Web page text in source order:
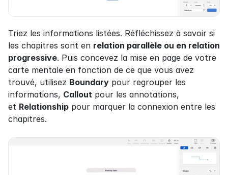
Triez les informations listées. Réfléchissez à savoir si
les chapitres sont en relation parallèle ou en relation
progressive. Puis concevez la mise en page de votre
carte mentale en fonction de ce que vous avez
trouvé, utilisez Boundary pour regrouper les
informations, Callout pour les annotations,
et Relationship pour marquer la connexion entre les
chapitres.